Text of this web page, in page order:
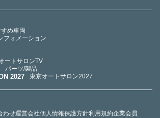
め車両
フォメーション
ートサロンTV
パーツ/製品
2027 東京オートサロン2027
わせ運営会社個人情報保護方針利用規約企業会員